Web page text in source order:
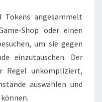
Tokens angesammelt
Shop oder einen
um sie gegen
einzutauschen. Der
Regel unkompliziert,
auswählen und